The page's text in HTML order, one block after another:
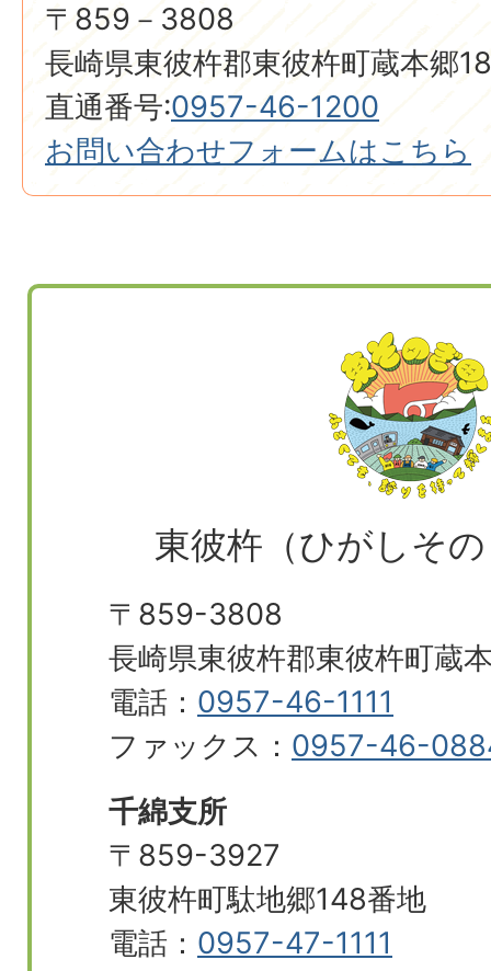
〒859－3808
長崎県東彼杵郡東彼杵町蔵本郷
直通番号:0957-46-1200
お問い合わせフォームはこちら
東彼杵（ひがしそ
〒859-3808
長崎県東彼杵郡東彼杵町蔵
電話： 0957-46-1111
ファックス： 0957-46-
千綿支所
〒859-3927
東彼杵町駄地郷148番地
電話： 0957-47-1111